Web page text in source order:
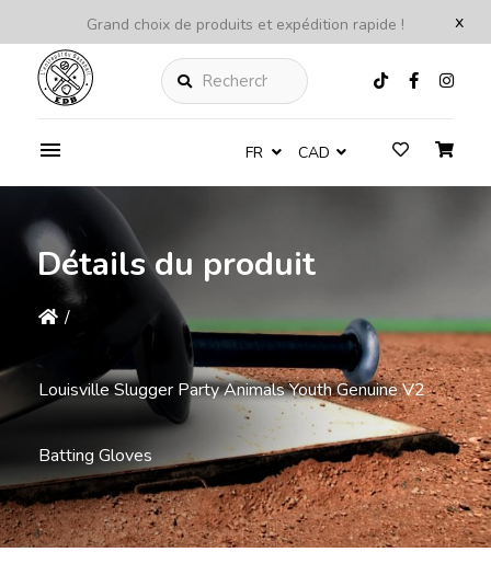
x
Grand choix de produits et expédition rapide !
Rechercher
FR CAD
Détails du produit
/
Louisville Slugger Party Animals Youth Genuine V2
Batting Gloves